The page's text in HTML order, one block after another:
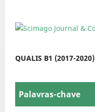
QUALIS B1 (2017-2020)
Palavras-chave